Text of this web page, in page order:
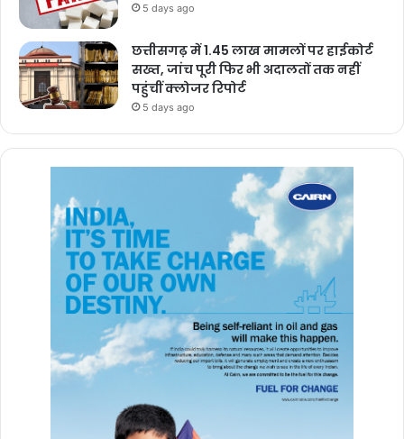
5 days ago
छत्तीसगढ़ में 1.45 लाख मामलों पर हाईकोर्ट
सख्त, जांच पूरी फिर भी अदालतों तक नहीं
पहुंचीं क्लोजर रिपोर्ट
5 days ago